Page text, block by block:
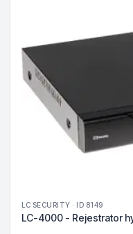
LC SECURITY · ID 8149
LC-4000 - Rejestrator